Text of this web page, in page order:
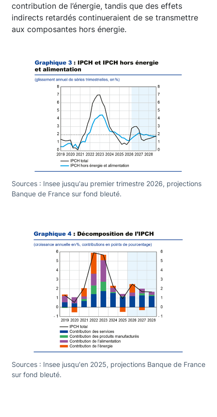
contribution de l’énergie, tandis que des effets
indirects retardés continueraient de se transmettre
aux composantes hors énergie.
Sources : Insee jusqu'au premier trimestre 2026, projections
Banque de France sur fond bleuté.
Sources : Insee jusqu'en 2025, projections Banque de France
sur fond bleuté.